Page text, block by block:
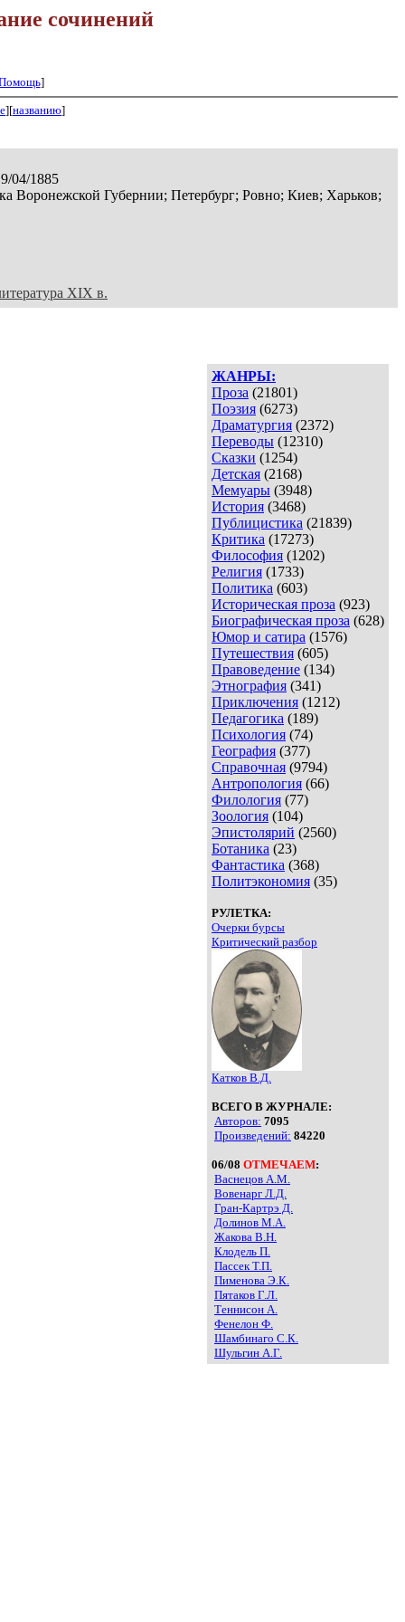
сочинений
]
][названию]
04/1885
Воронежской Губернии; Петербург; Ровно; Киев; Харьков;
XIX в.
ЖАНРЫ:
Проза (21801)
Поэзия (6273)
Драматургия (2372)
Переводы (12310)
Сказки (1254)
Детская (2168)
Мемуары (3948)
История (3468)
Публицистика (21839)
Критика (17273)
Философия (1202)
Религия (1733)
Политика (603)
Историческая проза (923)
Биографическая проза (628)
Юмор и сатира (1576)
Путешествия (605)
Правоведение (134)
Этнография (341)
Приключения (1212)
Педагогика (189)
Психология (74)
География (377)
Справочная (9794)
Антропология (66)
Филология (77)
Зоология (104)
Эпистолярий (2560)
Ботаника (23)
Фантастика (368)
Политэкономия (35)
РУЛЕТКА:
Очерки бурсы
Критический разбор
Катков В.Д.
ВСЕГО В ЖУРНАЛЕ:
Авторов: 7095
Произведений: 84220
06/08 ОТМЕЧАЕМ:
Васнецов А.М.
Вовенарг Л.Д.
Гран-Картрэ Д.
Долинов М.А.
Жакова В.Н.
Клодель П.
Пассек Т.П.
Пименова Э.К.
Пятаков Г.Л.
Теннисон А.
Фенелон Ф.
Шамбинаго С.К.
Шульгин А.Г.